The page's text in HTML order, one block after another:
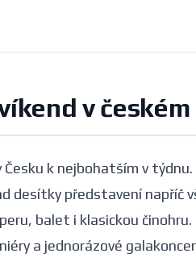
v
k nejbohatším v týdnu.
desítky představení napříč
balet i klasickou
a jednorázové